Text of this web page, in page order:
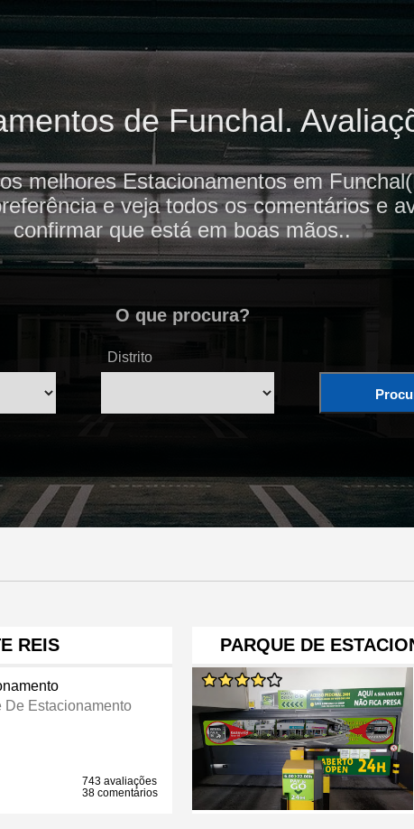
de Funchal.
melhores Estacionamentos em
e veja todos os comentários e
confirmar que está em boas mãos..
O que procura?
Distrito
REIS
De Estacionamento
743 avaliações
38 comentários
PARQUE DE